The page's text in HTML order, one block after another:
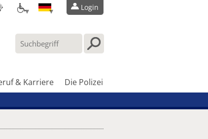
Login
& Karriere Die Polizei